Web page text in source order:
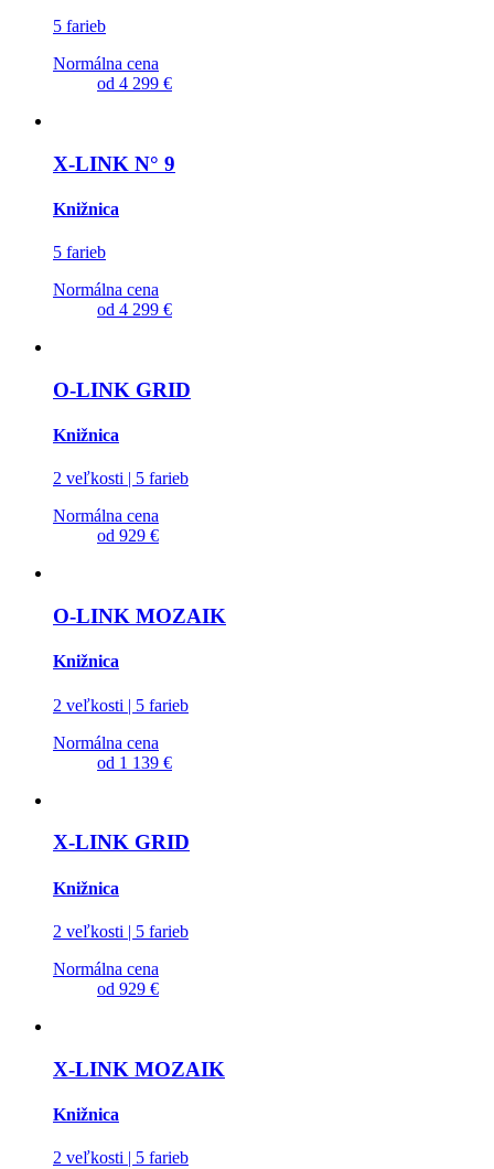
5 farieb
Normálna cena
od 4 299 €
X-LINK N° 9
Knižnica
5 farieb
Normálna cena
od 4 299 €
O-LINK GRID
Knižnica
2 veľkosti | 5 farieb
Normálna cena
od 929 €
O-LINK MOZAIK
Knižnica
2 veľkosti | 5 farieb
Normálna cena
od 1 139 €
X-LINK GRID
Knižnica
2 veľkosti | 5 farieb
Normálna cena
od 929 €
X-LINK MOZAIK
Knižnica
2 veľkosti | 5 farieb